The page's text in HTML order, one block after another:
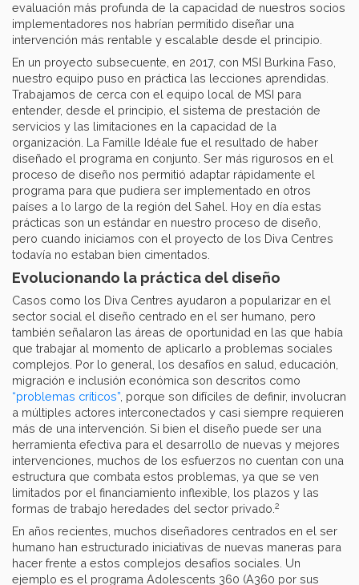
evaluación más profunda de la capacidad de nuestros socios
implementadores nos habrían permitido diseñar una
intervención más rentable y escalable desde el principio.
En un proyecto subsecuente, en 2017, con MSI Burkina Faso,
nuestro equipo puso en práctica las lecciones aprendidas.
Trabajamos de cerca con el equipo local de MSI para
entender, desde el principio, el sistema de prestación de
servicios y las limitaciones en la capacidad de la
organización. La Famille Idéale fue el resultado de haber
diseñado el programa en conjunto. Ser más rigurosos en el
proceso de diseño nos permitió adaptar rápidamente el
programa para que pudiera ser implementado en otros
países a lo largo de la región del Sahel. Hoy en día estas
prácticas son un estándar en nuestro proceso de diseño,
pero cuando iniciamos con el proyecto de los Diva Centres
todavía no estaban bien cimentados.
Evolucionando la práctica del diseño
Casos como los Diva Centres ayudaron a popularizar en el
sector social el diseño centrado en el ser humano, pero
también señalaron las áreas de oportunidad en las que había
que trabajar al momento de aplicarlo a problemas sociales
complejos. Por lo general, los desafíos en salud, educación,
migración e inclusión económica son descritos como
“problemas críticos” , porque son difíciles de definir, involucran
a múltiples actores interconectados y casi siempre requieren
más de una intervención. Si bien el diseño puede ser una
herramienta efectiva para el desarrollo de nuevas y mejores
intervenciones, muchos de los esfuerzos no cuentan con una
estructura que combata estos problemas, ya que se ven
limitados por el financiamiento inflexible, los plazos y las
formas de trabajo heredades del sector privado. 2
En años recientes, muchos diseñadores centrados en el ser
humano han estructurado iniciativas de nuevas maneras para
hacer frente a estos complejos desafíos sociales. Un
ejemplo es el programa Adolescents 360 (A360 por sus